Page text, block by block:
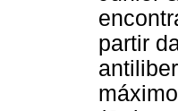
partir